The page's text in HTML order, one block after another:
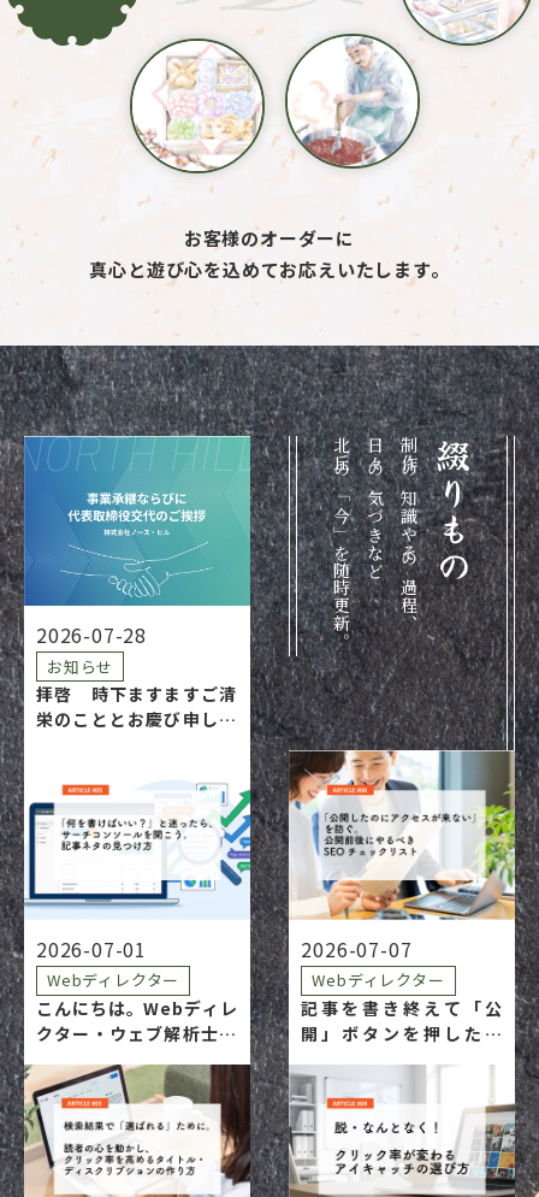
お客様のオーダーに
真心と遊び心を込めてお応えいたします。
綴りもの
制作の知識やその過程、
日々の気づきなど
北丘の「今」を随時更新。
2026-07-28
お知らせ
拝啓 時下ますますご清
栄のこととお慶び申し上
し上げます。 さて、この
たび株式会社ノース・ヒ
ルは事業承継に行い、令
和8年7月1日付で代表取
締役を西村和志に代わ…
2026-07-07
Webディレクター
記事を書き終えて「公
開」ボタンを押した瞬
た〜！」とホッとします
よね。でも実は、公開は
ゴールじゃなくて、公開
こそが本当のスタートラ
インなんです。一生懸命
2026-07-01
Webディレクター
こんにちは。Webディレ
クター・ウェブ解析士の
ろ更新しなきゃ……で
も、何を書けばいいかわ
からない」 そんなとき、
ついつい「なんとなく書
けそうなこと」や「競合